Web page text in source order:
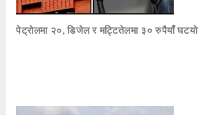
पेट्रोलमा २०, डिजेल र मट्टितेलमा ३० रुपैयाँ घटयो